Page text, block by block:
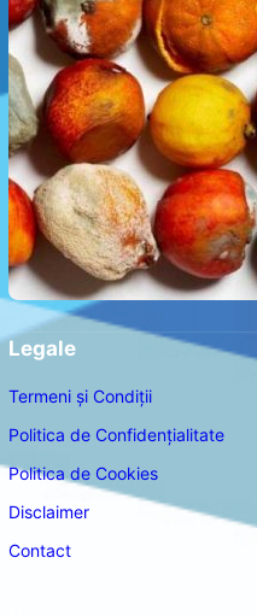
Legale
Termeni și Condiții
Politica de Confidențialitate
Politica de Cookies
Disclaimer
Contact